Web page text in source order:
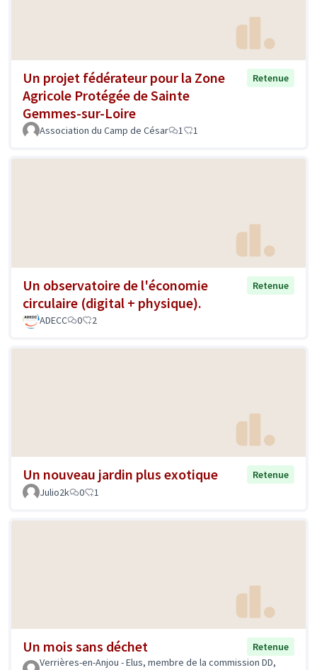
Un projet fédérateur pour la Zone
Agricole Protégée de Sainte
Gemmes-sur-Loire
Retenue
Association du Camp de César 1 1
Un observatoire de l'économie
circulaire (digital + physique).
Retenue
ADECC 0 2
Un nouveau jardin plus exotique
Retenue
Julio2k
0 1
Un mois sans déchet
Retenue
Verrières-en-Anjou - Elus, membre de la commission DD,